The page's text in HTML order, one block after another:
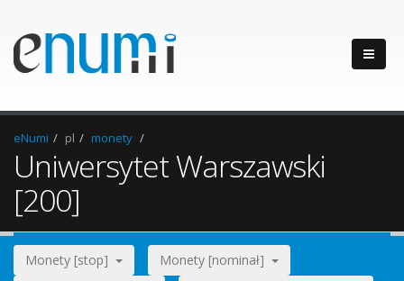
eNumi pl monety
Uniwersytet Warszawski
[200]
Monety [stop]
Monety [nominał]